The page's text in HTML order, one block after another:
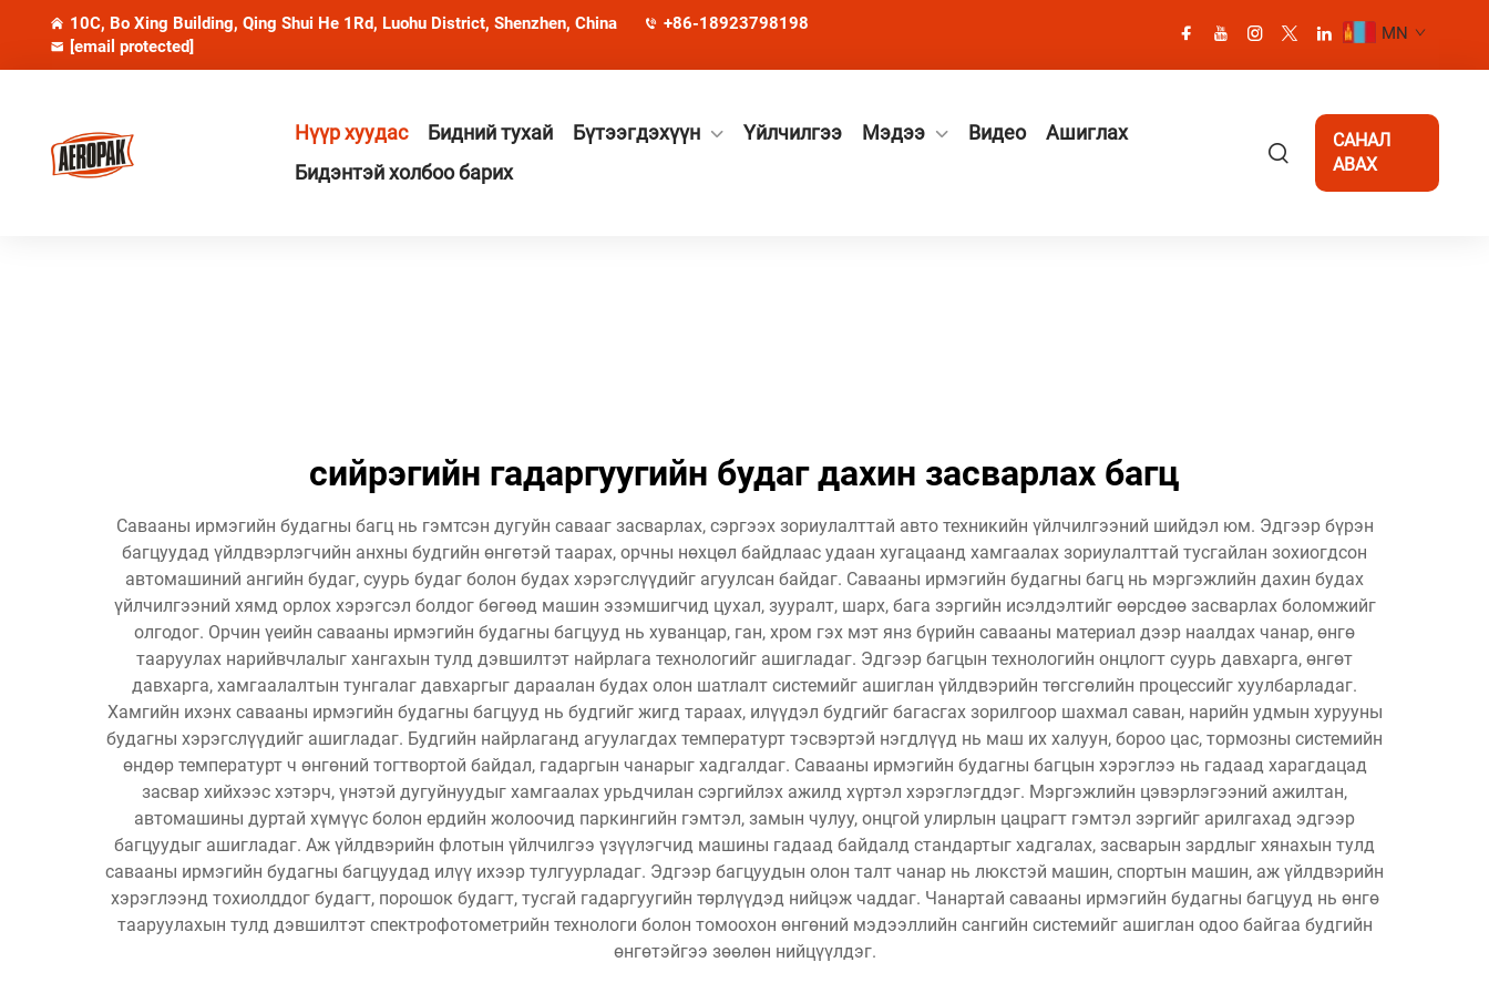
10C, Bo Xing Building, Qing Shui He 1Rd, Luohu District, Shenzhen, China
+86-18923798198
[email protected]
MN
Нүүр хуудас Бидний тухай Бүтээгдэхүүн Үйлчилгээ Мэдээ Видео
Ашиглах
Бидэнтэй холбоо барих
САНАЛ
АВАХ
сийрэгийн гадаргуугийн будаг дахин засварлах багц
Савааны ирмэгийн будагны багц нь гэмтсэн дугуйн савааг засварлах, сэргээх зориулалттай авто техникийн үйлчилгээний шийдэл юм. Эдгээр бүрэн
багцуудад үйлдвэрлэгчийн анхны будгийн өнгөтэй таарах, орчны нөхцөл байдлаас удаан хугацаанд хамгаалах зориулалттай тусгайлан зохиогдсон
автомашиний ангийн будаг, суурь будаг болон будах хэрэгслүүдийг агуулсан байдаг. Савааны ирмэгийн будагны багц нь мэргэжлийн дахин будах
үйлчилгээний хямд орлох хэрэгсэл болдог бөгөөд машин эзэмшигчид цухал, зууралт, шарх, бага зэргийн исэлдэлтийг өөрсдөө засварлах боломжийг
олгодог. Орчин үеийн савааны ирмэгийн будагны багцууд нь хуванцар, ган, хром гэх мэт янз бүрийн савааны материал дээр наалдах чанар, өнгө
тааруулах нарийвчлалыг хангахын тулд дэвшилтэт найрлага технологийг ашигладаг. Эдгээр багцын технологийн онцлогт суурь давхарга, өнгөт
давхарга, хамгаалалтын тунгалаг давхаргыг дараалан будах олон шатлалт системийг ашиглан үйлдвэрийн төгсгөлийн процессийг хуулбарладаг.
Хамгийн ихэнх савааны ирмэгийн будагны багцууд нь будгийг жигд тараах, илүүдэл будгийг багасгах зорилгоор шахмал саван, нарийн удмын хурууны
будагны хэрэгслүүдийг ашигладаг. Будгийн найрлаганд агуулагдах температурт тэсвэртэй нэгдлүүд нь маш их халуун, бороо цас, тормозны системийн
өндөр температурт ч өнгөний тогтвортой байдал, гадаргын чанарыг хадгалдаг. Савааны ирмэгийн будагны багцын хэрэглээ нь гадаад харагдацад
засвар хийхээс хэтэрч, үнэтэй дугуйнуудыг хамгаалах урьдчилан сэргийлэх ажилд хүртэл хэрэглэгддэг. Мэргэжлийн цэвэрлэгээний ажилтан,
автомашины дуртай хүмүүс болон ердийн жолоочид паркингийн гэмтэл, замын чулуу, онцгой улирлын цацрагт гэмтэл зэргийг арилгахад эдгээр
багцуудыг ашигладаг. Аж үйлдвэрийн флотын үйлчилгээ үзүүлэгчид машины гадаад байдалд стандартыг хадгалах, засварын зардлыг хянахын тулд
савааны ирмэгийн будагны багцуудад илүү ихээр тулгуурладаг. Эдгээр багцуудын олон талт чанар нь люкстэй машин, спортын машин, аж үйлдвэрийн
хэрэглээнд тохиолддог будагт, порошок будагт, тусгай гадаргуугийн төрлүүдэд нийцэж чаддаг. Чанартай савааны ирмэгийн будагны багцууд нь өнгө
тааруулахын тулд дэвшилтэт спектрофотометрийн технологи болон томоохон өнгөний мэдээллийн сангийн системийг ашиглан одоо байгаа будгийн
өнгөтэйгээ зөөлөн нийцүүлдэг.